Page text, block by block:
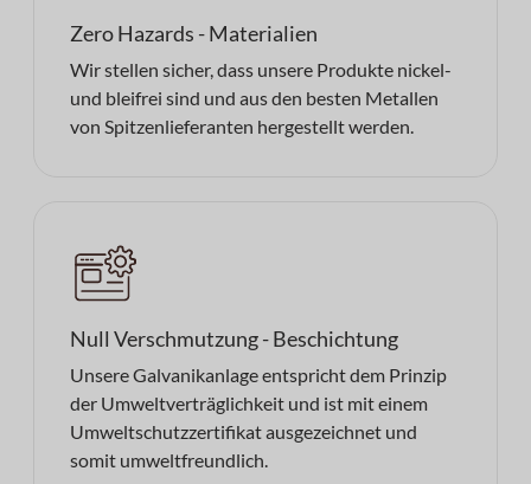
Zero Hazards - Materialien
Wir stellen sicher, dass unsere Produkte nickel-
und bleifrei sind und aus den besten Metallen
von Spitzenlieferanten hergestellt werden.
Null Verschmutzung - Beschichtung
Unsere Galvanikanlage entspricht dem Prinzip
der Umweltverträglichkeit und ist mit einem
Umweltschutzzertifikat ausgezeichnet und
somit umweltfreundlich.